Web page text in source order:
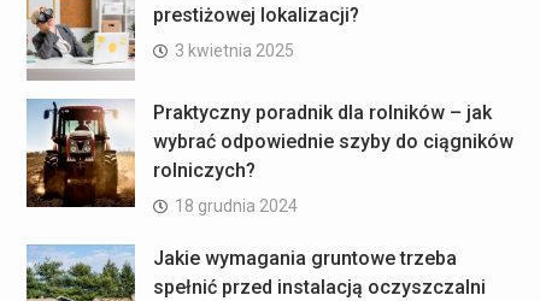
prestiżowej lokalizacji?
3 kwietnia 2025
Praktyczny poradnik dla rolników – jak
wybrać odpowiednie szyby do ciągników
rolniczych?
18 grudnia 2024
Jakie wymagania gruntowe trzeba
spełnić przed instalacją oczyszczalni